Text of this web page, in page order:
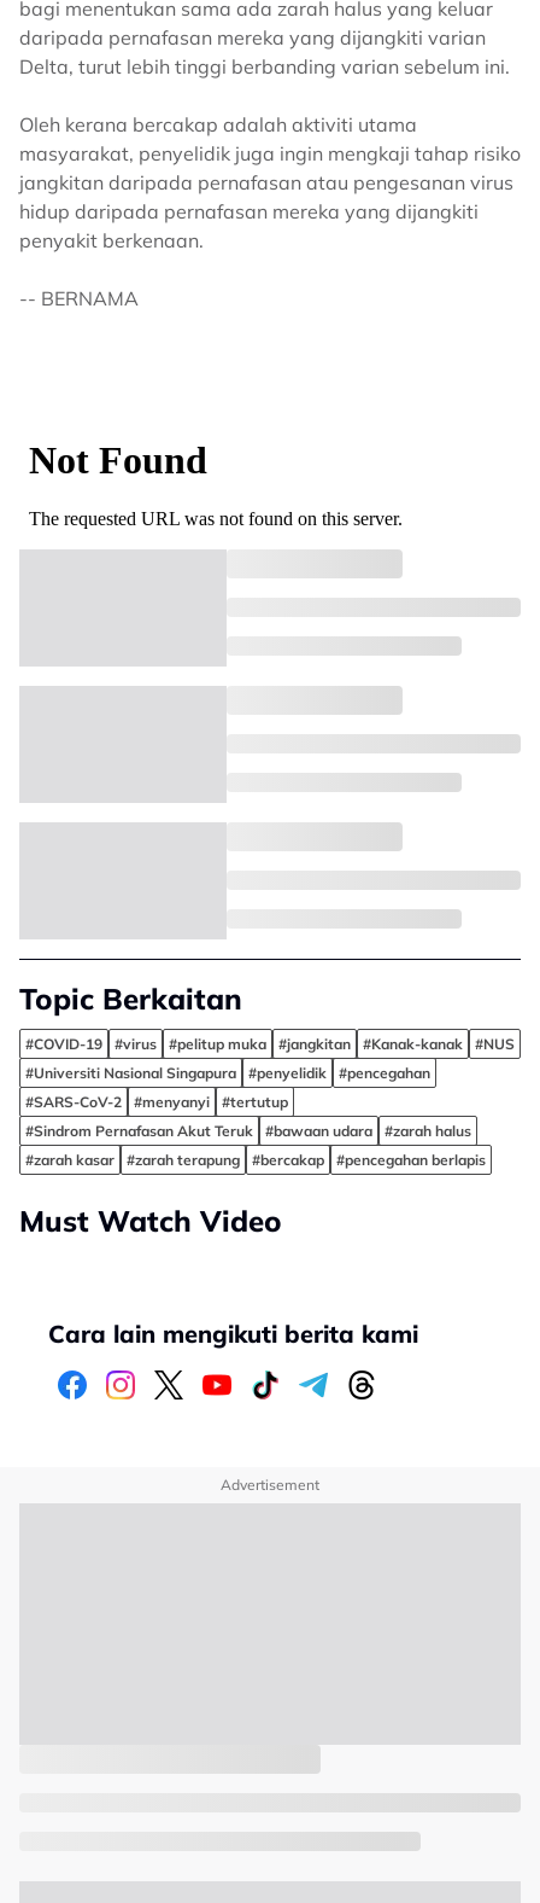
bagi menentukan sama ada zarah halus yang keluar
daripada pernafasan mereka yang dijangkiti varian
Delta, turut lebih tinggi berbanding varian sebelum ini.
Oleh kerana bercakap adalah aktiviti utama
masyarakat, penyelidik juga ingin mengkaji tahap risiko
jangkitan daripada pernafasan atau pengesanan virus
hidup daripada pernafasan mereka yang dijangkiti
penyakit berkenaan.
-- BERNAMA
Topic Berkaitan
#COVID-19 #virus #pelitup muka #jangkitan #Kanak-kanak
#NUS
#Universiti Nasional Singapura
#penyelidik
#pencegahan
#SARS-CoV-2
#menyanyi
#tertutup
#Sindrom Pernafasan Akut Teruk
#bawaan udara
#zarah halus
#zarah kasar
#zarah terapung #bercakap #pencegahan berlapis
Must Watch Video
Cara lain mengikuti berita kami
Advertisement